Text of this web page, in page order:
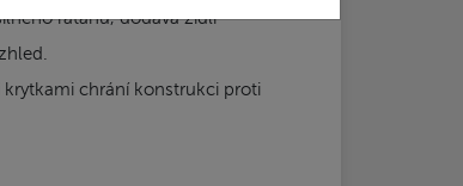
ratanu, dodává židli
chrání konstrukci proti